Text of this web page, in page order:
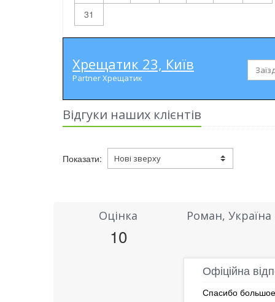
31
Хрещатик 23, Київ
Partner Хрещатик
Відгуки наших клієнтів
Показати:
Оцінка
10
Роман, Україна
Офіційна
Спасибо